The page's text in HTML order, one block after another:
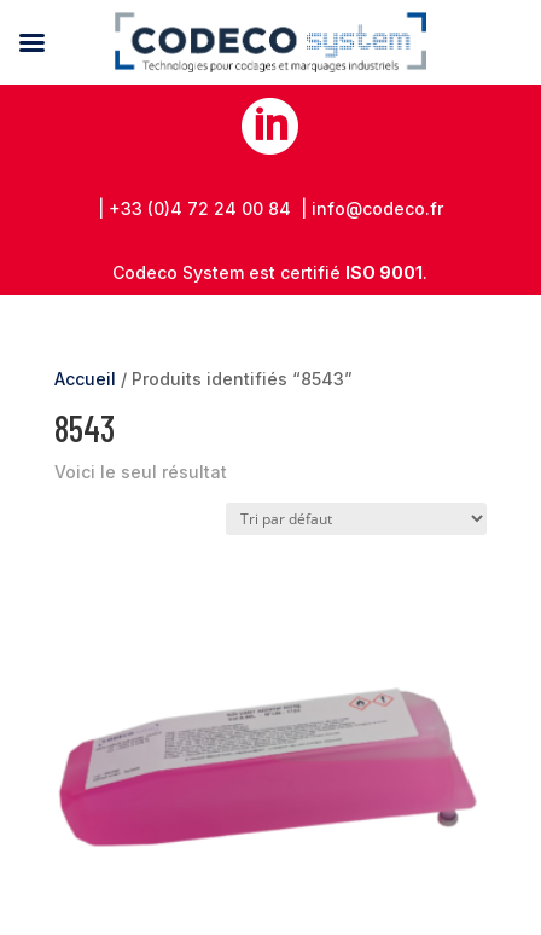

| +33 (0)4 72 24 00 84 | info@codeco.fr
Codeco System est certifié ISO 9001.
Accueil / Produits identifiés “8543”
8543
Voici le seul résultat